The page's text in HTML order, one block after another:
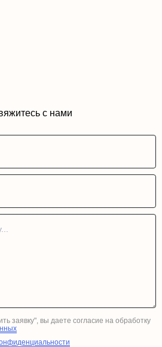
с нами
заявку", вы даете согласие на обработку